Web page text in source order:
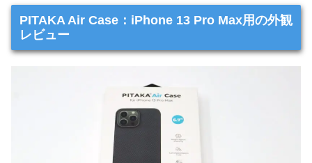
PITAKA Air Case：iPhone 13 Pro Max用の外観
レビュー